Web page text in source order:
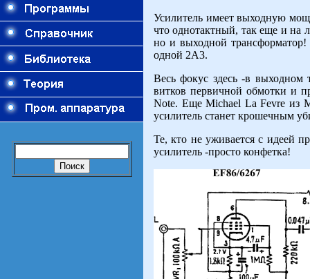
Усилитель имеет выходную
что однотактный, так еще и на
но и выходной
одной 2А3.
Весь фокус здесь -в выходном
витков первичной обмотки и
Note. Еще Michael La Fevre из
усилитель станет крошечным
Те, кто не уживается с идеей
усилитель -просто конфетка!